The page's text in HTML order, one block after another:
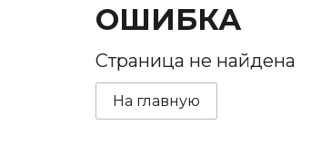
ОШИБКА
Страница не найдена
На главную